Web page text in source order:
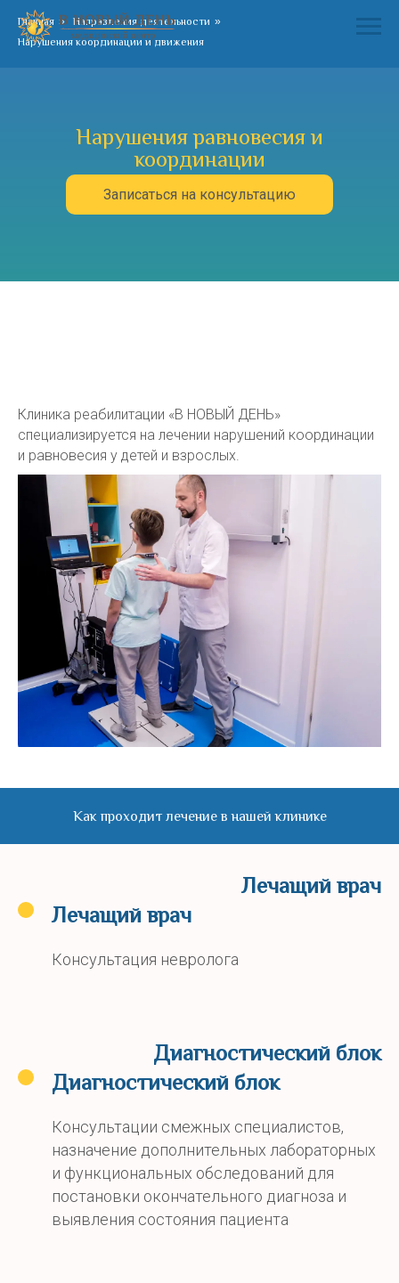
Главная » Направления деятельности »
Нарушения координации и движения
Нарушения равновесия и
координации
Записаться на консультацию
Клиника реабилитации «В НОВЫЙ ДЕНЬ»
специализируется на лечении нарушений координации
и равновесия у детей и взрослых.
Как проходит лечение в нашей клинике
Лечащий врач
Лечащий врач
Консультация невролога
Диагностический блок
Диагностический блок
Консультации смежных специалистов,
назначение дополнительных лабораторных
и функциональных обследований для
постановки окончательного диагноза и
выявления состояния пациента